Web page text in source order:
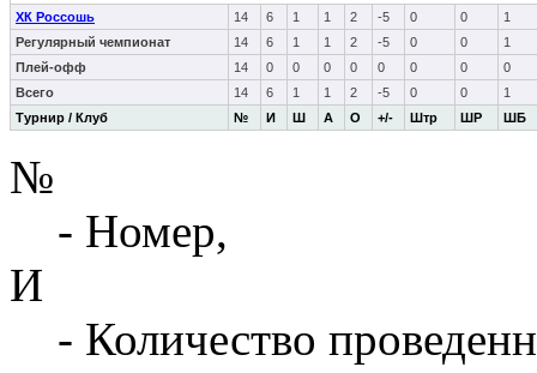
Турнир / Клуб № И Ш А О +/- Штр ШР ШБ
ХК Россошь
14 6 1 1 2 -5 0 0
1
Регулярный чемпионат
14 6 1 1 2 -5 0 0
1
Плей-офф
14 0 0 0 0 0 0 0
0
Всего
14 6 1 1 2 -5 0 0 1
№
- Номер,
И
- Количество